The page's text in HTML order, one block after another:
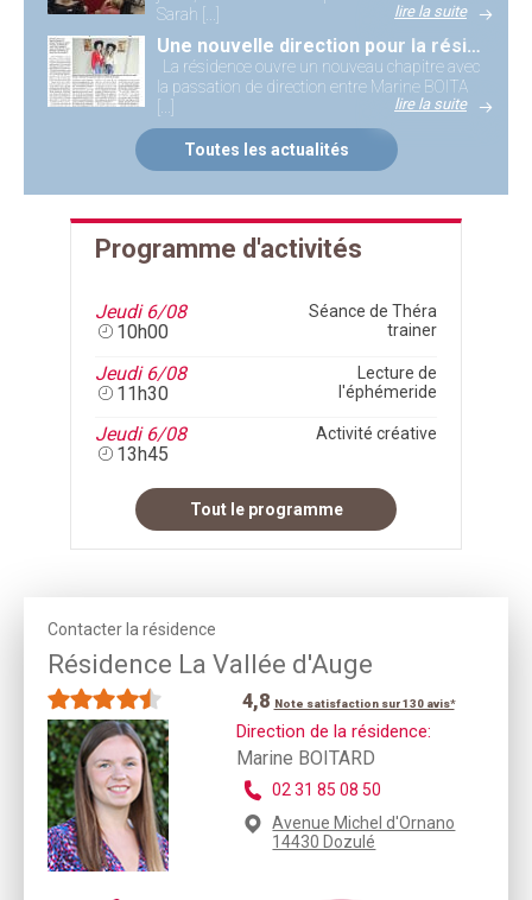
Sarah [...]
lire la suite
Une nouvelle direction pour la résidence de la Vallée d'Auge
La résidence ouvre un nouveau chapitre avec
la passation de direction entre Marine BOITA
[...]
lire la suite
Toutes les actualités
Programme d'activités
Jeudi 6/08
10h00
Séance de Théra
trainer
Jeudi 6/08
11h30
Lecture de
l'éphémeride
Jeudi 6/08
13h45
Activité créative
Tout le programme
Contacter la résidence
Résidence La Vallée d'Auge
4,8 Note satisfaction sur 130 avis*
Direction de la résidence:
Marine BOITARD
02 31 85 08 50
Avenue Michel d'Ornano
14430 Dozulé